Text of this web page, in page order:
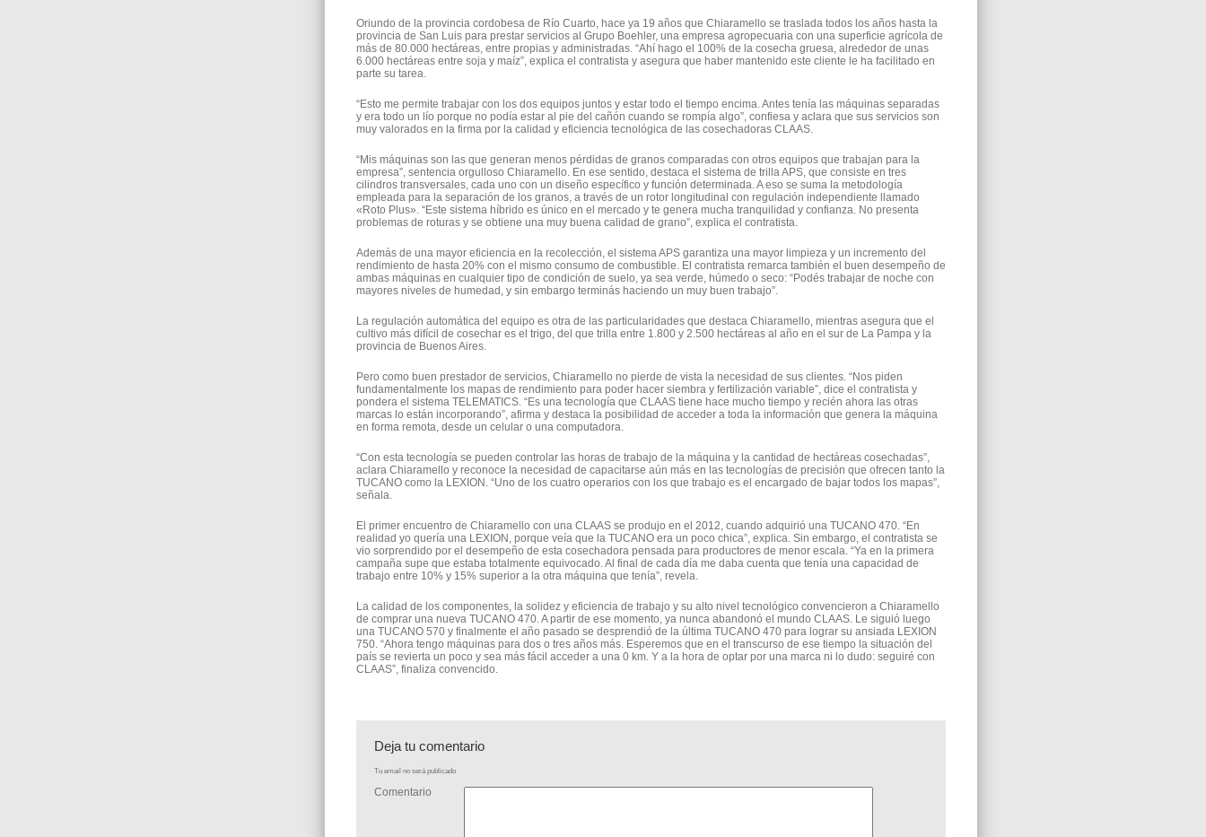
Oriundo de la provincia cordobesa de Río Cuarto, hace ya 19 años que Chiaramello se traslada todos los años hasta la
provincia de San Luis para prestar servicios al Grupo Boehler, una empresa agropecuaria con una superficie agrícola de
más de 80.000 hectáreas, entre propias y administradas. “Ahí hago el 100% de la cosecha gruesa, alrededor de unas
6.000 hectáreas entre soja y maíz”, explica el contratista y asegura que haber mantenido este cliente le ha facilitado en
parte su tarea.
“Esto me permite trabajar con los dos equipos juntos y estar todo el tiempo encima. Antes tenía las máquinas separadas
y era todo un lío porque no podía estar al pie del cañón cuando se rompía algo”, confiesa y aclara que sus servicios son
muy valorados en la firma por la calidad y eficiencia tecnológica de las cosechadoras CLAAS.
“Mis máquinas son las que generan menos pérdidas de granos comparadas con otros equipos que trabajan para la
empresa”, sentencia orgulloso Chiaramello. En ese sentido, destaca el sistema de trilla APS, que consiste en tres
cilindros transversales, cada uno con un diseño específico y función determinada. A eso se suma la metodología
empleada para la separación de los granos, a través de un rotor longitudinal con regulación independiente llamado
«Roto Plus». “Este sistema híbrido es único en el mercado y te genera mucha tranquilidad y confianza. No presenta
problemas de roturas y se obtiene una muy buena calidad de grano”, explica el contratista.
Además de una mayor eficiencia en la recolección, el sistema APS garantiza una mayor limpieza y un incremento del
rendimiento de hasta 20% con el mismo consumo de combustible. El contratista remarca también el buen desempeño de
ambas máquinas en cualquier tipo de condición de suelo, ya sea verde, húmedo o seco: “Podés trabajar de noche con
mayores niveles de humedad, y sin embargo terminás haciendo un muy buen trabajo”.
La regulación automática del equipo es otra de las particularidades que destaca Chiaramello, mientras asegura que el
cultivo más difícil de cosechar es el trigo, del que trilla entre 1.800 y 2.500 hectáreas al año en el sur de La Pampa y la
provincia de Buenos Aires.
Pero como buen prestador de servicios, Chiaramello no pierde de vista la necesidad de sus clientes. “Nos piden
fundamentalmente los mapas de rendimiento para poder hacer siembra y fertilización variable”, dice el contratista y
pondera el sistema TELEMATICS. “Es una tecnología que CLAAS tiene hace mucho tiempo y recién ahora las otras
marcas lo están incorporando”, afirma y destaca la posibilidad de acceder a toda la información que genera la máquina
en forma remota, desde un celular o una computadora.
“Con esta tecnología se pueden controlar las horas de trabajo de la máquina y la cantidad de hectáreas cosechadas”,
aclara Chiaramello y reconoce la necesidad de capacitarse aún más en las tecnologías de precisión que ofrecen tanto la
TUCANO como la LEXION. “Uno de los cuatro operarios con los que trabajo es el encargado de bajar todos los mapas”,
señala.
El primer encuentro de Chiaramello con una CLAAS se produjo en el 2012, cuando adquirió una TUCANO 470. “En
realidad yo quería una LEXION, porque veía que la TUCANO era un poco chica”, explica. Sin embargo, el contratista se
vio sorprendido por el desempeño de esta cosechadora pensada para productores de menor escala. “Ya en la primera
campaña supe que estaba totalmente equivocado. Al final de cada día me daba cuenta que tenía una capacidad de
trabajo entre 10% y 15% superior a la otra máquina que tenía”, revela.
La calidad de los componentes, la solidez y eficiencia de trabajo y su alto nivel tecnológico convencieron a Chiaramello
de comprar una nueva TUCANO 470. A partir de ese momento, ya nunca abandonó el mundo CLAAS. Le siguió luego
una TUCANO 570 y finalmente el año pasado se desprendió de la última TUCANO 470 para lograr su ansiada LEXION
750. “Ahora tengo máquinas para dos o tres años más. Esperemos que en el transcurso de ese tiempo la situación del
país se revierta un poco y sea más fácil acceder a una 0 km. Y a la hora de optar por una marca ni lo dudo: seguiré con
CLAAS”, finaliza convencido.
Deja tu comentario
Tu email no será publicado
Comentario